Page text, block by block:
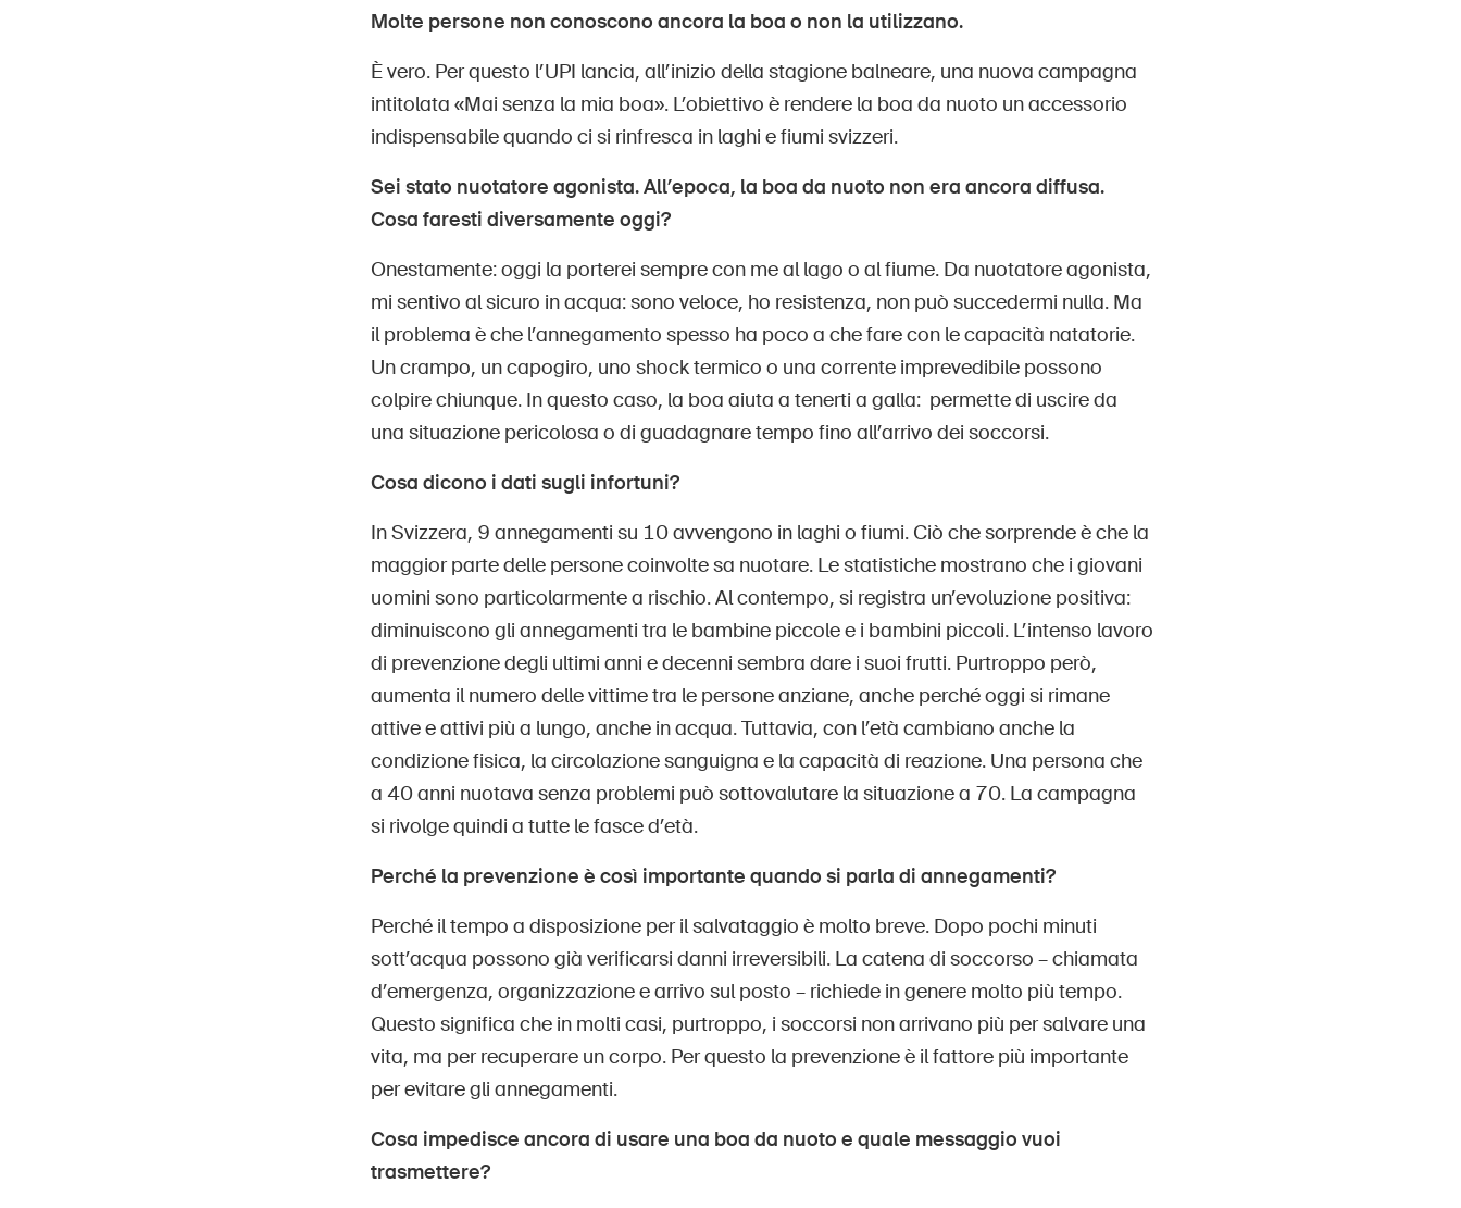
Molte persone non conoscono ancora la boa o non la utilizzano.
È vero. Per questo l’UPI lancia, all’inizio della stagione balneare, una nuova campagna
intitolata «Mai senza la mia boa». L’obiettivo è rendere la boa da nuoto un accessorio
indispensabile quando ci si rinfresca in laghi e fiumi svizzeri.
Sei stato nuotatore agonista. All’epoca, la boa da nuoto non era ancora diffusa.
Cosa faresti diversamente oggi?
Onestamente: oggi la porterei sempre con me al lago o al fiume. Da nuotatore agonista,
mi sentivo al sicuro in acqua: sono veloce, ho resistenza, non può succedermi nulla. Ma
il problema è che l’annegamento spesso ha poco a che fare con le capacità natatorie.
Un crampo, un capogiro, uno shock termico o una corrente imprevedibile possono
colpire chiunque. In questo caso, la boa aiuta a tenerti a galla: permette di uscire da
una situazione pericolosa o di guadagnare tempo fino all’arrivo dei soccorsi.
Cosa dicono i dati sugli infortuni?
In Svizzera, 9 annegamenti su 10 avvengono in laghi o fiumi. Ciò che sorprende è che la
maggior parte delle persone coinvolte sa nuotare. Le statistiche mostrano che i giovani
uomini sono particolarmente a rischio. Al contempo, si registra un’evoluzione positiva:
diminuiscono gli annegamenti tra le bambine piccole e i bambini piccoli. L’intenso lavoro
di prevenzione degli ultimi anni e decenni sembra dare i suoi frutti. Purtroppo però,
aumenta il numero delle vittime tra le persone anziane, anche perché oggi si rimane
attive e attivi più a lungo, anche in acqua. Tuttavia, con l’età cambiano anche la
condizione fisica, la circolazione sanguigna e la capacità di reazione. Una persona che
a 40 anni nuotava senza problemi può sottovalutare la situazione a 70. La campagna
si rivolge quindi a tutte le fasce d’età.
Perché la prevenzione è così importante quando si parla di annegamenti?
Perché il tempo a disposizione per il salvataggio è molto breve. Dopo pochi minuti
sott’acqua possono già verificarsi danni irreversibili. La catena di soccorso – chiamata
d’emergenza, organizzazione e arrivo sul posto – richiede in genere molto più tempo.
Questo significa che in molti casi, purtroppo, i soccorsi non arrivano più per salvare una
vita, ma per recuperare un corpo. Per questo la prevenzione è il fattore più importante
per evitare gli annegamenti.
Cosa impedisce ancora di usare una boa da nuoto e quale messaggio vuoi
trasmettere?